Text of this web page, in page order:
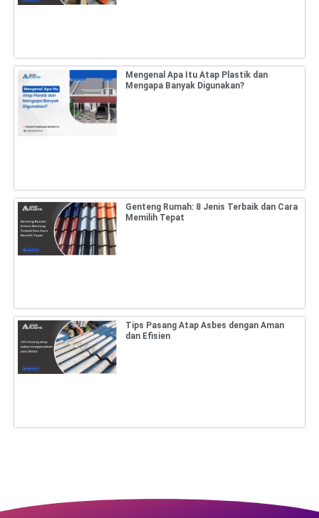
Mengenal Apa Itu Atap Plastik dan
Mengapa Banyak Digunakan?
Genteng Rumah: 8 Jenis Terbaik dan Cara
Memilih Tepat
Tips Pasang Atap Asbes dengan Aman
dan Efisien